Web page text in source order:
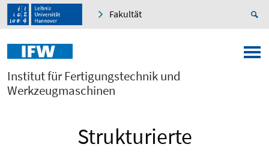
Fakultät
Institut für Fertigungstechnik und
Werkzeugmaschinen
Strukturierte